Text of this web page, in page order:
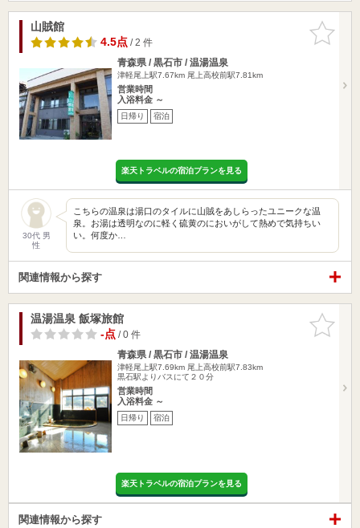
お気に入
りに追加
山賊館
4.5点/ 2 件
青森県 / 黒石市 / 温湯温泉
津軽尾上駅7.67km 尾上高校前駅7.81km
営業時間
入浴料金 ～
日帰り 宿泊
楽天トラベルの宿泊プランを見る
30代 男
性
こちらの温泉は湯口のタイルに山賊をあしらったユニークな温
泉。お湯は透明なのに軽く硫黄のにおいがして熱めで気持ちい
い。何度か…
関連情報から探す
お気に入
りに追加
温湯温泉 飯塚旅館
-点/ 0 件
青森県 / 黒石市 / 温湯温泉
津軽尾上駅7.69km 尾上高校前駅7.83km
黒石駅よりバスにて２０分
営業時間
入浴料金 ～
日帰り 宿泊
楽天トラベルの宿泊プランを見る
関連情報から探す